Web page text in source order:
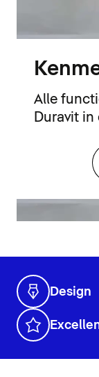
Alle
Duravit
Design